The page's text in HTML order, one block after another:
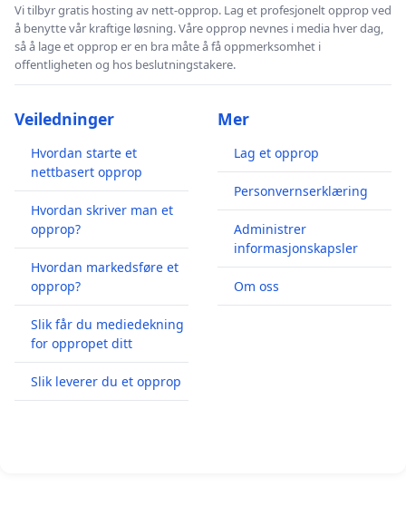
Vi tilbyr gratis hosting av nett-opprop. Lag et profesjonelt opprop ved
å benytte vår kraftige løsning. Våre opprop nevnes i media hver dag,
så å lage et opprop er en bra måte å få oppmerksomhet i
offentligheten og hos beslutningstakere.
Veiledninger
Hvordan starte et
nettbasert opprop
Hvordan skriver man et
opprop?
Hvordan markedsføre et
opprop?
Slik får du mediedekning
for oppropet ditt
Slik leverer du et opprop
Mer
Lag et opprop
Personvernserklæring
Administrer
informasjonskapsler
Om oss